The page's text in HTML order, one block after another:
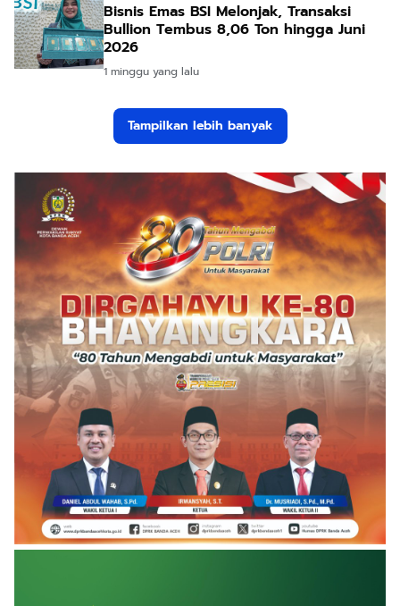
Bisnis Emas BSI Melonjak, Transaksi
Bullion Tembus 8,06 Ton hingga Juni
2026
1 minggu yang lalu
Tampilkan lebih banyak